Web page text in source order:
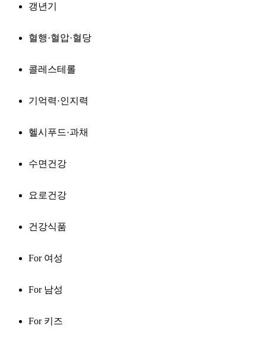
갱년기
혈행·혈압·혈당
콜레스테롤
기억력·인지력
헬시푸드·과채
수면건강
요로건강
건강식품
For 여성
For 남성
For 키즈